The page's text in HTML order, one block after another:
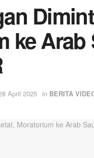
ke
April 2025 in BERITA